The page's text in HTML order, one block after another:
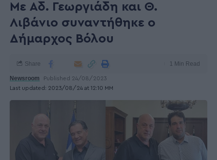
Με Αδ. Γεωργιάδη και Θ.
Λιβάνιο συναντήθηκε ο
Δήμαρχος Βόλου
Last updated: 2023/08/24 at 12:10 ΜΜ
Newsroom Published 24/08/2023
Share 1 Min Read